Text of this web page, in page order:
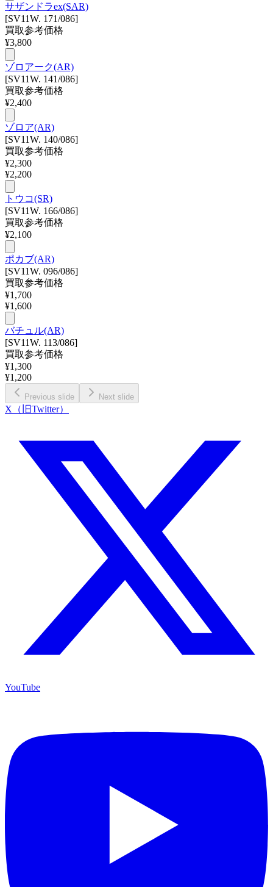
サザンドラex(SAR)
[SV11W. 171/086]
買取参考価格
¥3,800
ゾロアーク(AR)
[SV11W. 141/086]
買取参考価格
¥2,400
ゾロア(AR)
[SV11W. 140/086]
買取参考価格
¥2,300
¥2,200
トウコ(SR)
[SV11W. 166/086]
買取参考価格
¥2,100
ポカブ(AR)
[SV11W. 096/086]
買取参考価格
¥1,700
¥1,600
バチュル(AR)
[SV11W. 113/086]
買取参考価格
¥1,300
¥1,200
Previous slide Next slide
X（旧Twitter）
YouTube